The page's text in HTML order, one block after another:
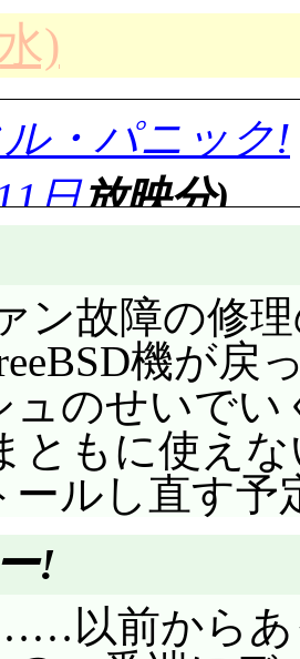
れ, 言葉が通
しかし巧国
様に優香は
るのだった
が巨大化し
は何故? 今の
いんだけど
難民の様子
中を歩いて
・住所・郵
からは倭か
嬢(この表記
作で見た雁
建てられた
何? ここに捨
は想定され
いと思うん
ン使ってい
か? それにし
カー軍団に
力だったの
た方がまだ
じゃないと
たよ。味亜
ステーキン
料理した……
じゃなくて,
だって。火
)
・パニック!
日放映分)
前回
パサデナか
ハー・デ・
。艦内各所
「囁かれ」
・ダナンの
座に大佐殿
ン故障の修
機が戻
ュのせいで
ともに使え
ールし直す予
!
以前からあ